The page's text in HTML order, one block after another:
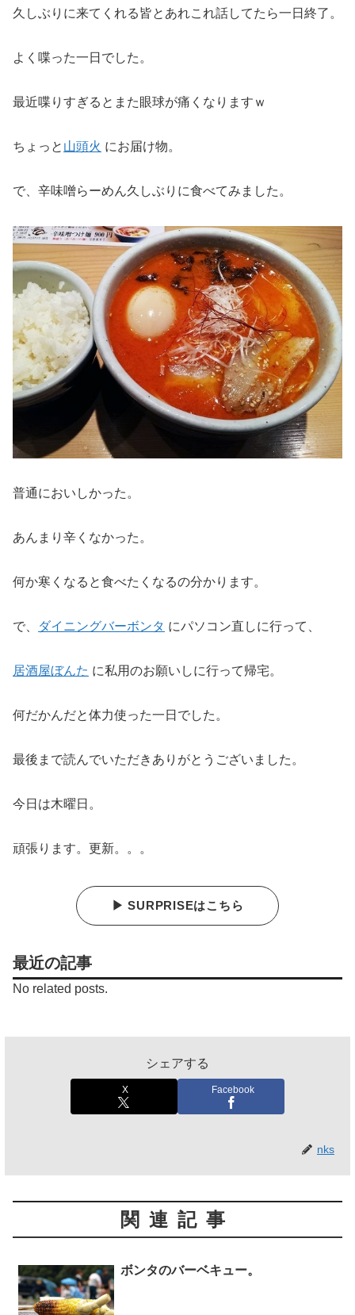
久しぶりに来てくれる皆とあれこれ話してたら一日終了。
よく喋った一日でした。
最近喋りすぎるとまた眼球が痛くなりますｗ
ちょっと 山頭火 にお届け物。
で、辛味噌らーめん久しぶりに食べてみました。
普通においしかった。
あんまり辛くなかった。
何か寒くなると食べたくなるの分かります。
で、 ダイニングバーボンタ にパソコン直しに行って、
居酒屋ぼんた に私用のお願いしに行って帰宅。
何だかんだと体力使った一日でした。
最後まで読んでいただきありがとうございました。
今日は木曜日。
頑張ります。更新。。。
▶ SURPRISEはこちら
最近の記事
No related posts.
シェアする
X Facebook
nks
関連記事
ボンタのバーベキュー。